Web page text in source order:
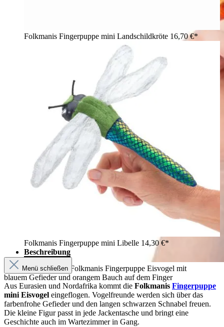
Mädchen hält kleine Folkmanis Fingerpuppe Eisvogel mit
blauem Gefieder und orangem Bauch auf dem Finger
Folkmanis Fingerpuppe mini Landschildkröte 16,70 €*
Folkmanis Fingerpuppe mini Libelle 14,30 €*
Beschreibung
Menü schließen
Aus Eurasien und Nordafrika kommt die Folkmanis Fingerpuppe
mini Eisvogel eingeflogen. Vogelfreunde werden sich über das
farbenfrohe Gefieder und den langen schwarzen Schnabel freuen.
Die kleine Figur passt in jede Jackentasche und bringt eine
Geschichte auch im Wartezimmer in Gang.